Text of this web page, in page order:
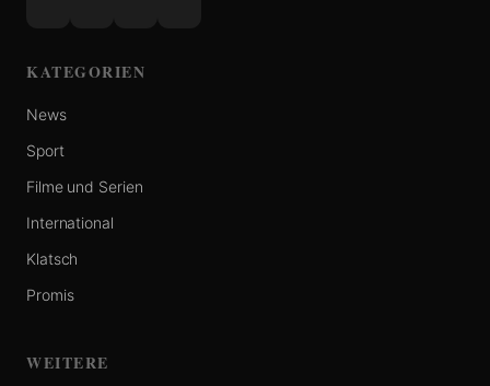
KATEGORIEN
News
Sport
Filme und Serien
International
Klatsch
Promis
WEITERE